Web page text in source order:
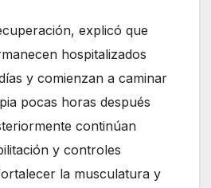
explicó que
hospitalizados
y comienzan a caminar
pocas horas después
continúan
y controles
la musculatura y